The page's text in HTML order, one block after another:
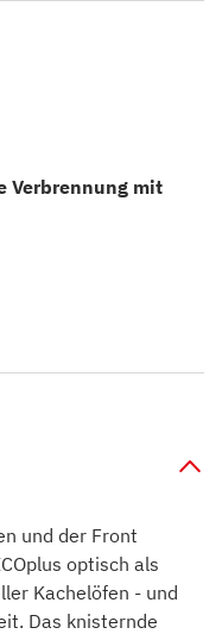
Verbrennung mit
und der Front
optisch als
Kachelöfen - und
Das knisternde